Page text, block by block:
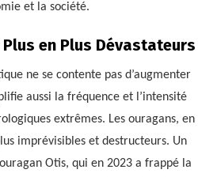
et la société.
en Plus Dévastateurs
ne se contente pas d’augmenter
aussi la fréquence et l’intensité
extrêmes. Les ouragans, en
imprévisibles et destructeurs. Un
Otis, qui en 2023 a frappé la